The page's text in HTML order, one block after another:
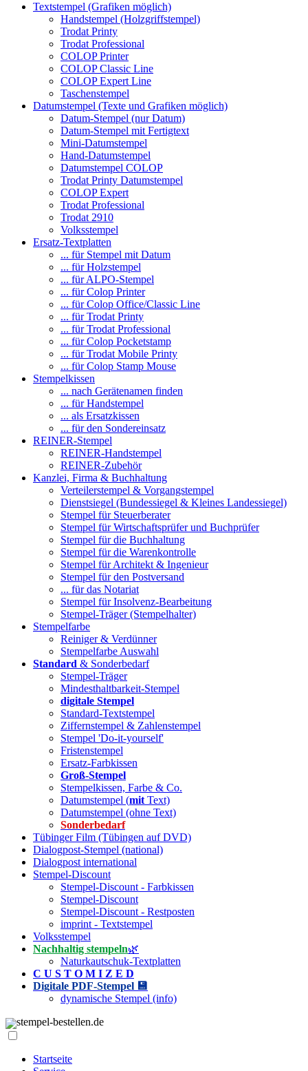
Textstempel (Grafiken möglich)
Handstempel (Holzgriffstempel)
Trodat Printy
Trodat Professional
COLOP Printer
COLOP Classic Line
COLOP Expert Line
Taschenstempel
Datumstempel (Texte und Grafiken möglich)
Datum-Stempel (nur Datum)
Datum-Stempel mit Fertigtext
Mini-Datumstempel
Hand-Datumstempel
Datumstempel COLOP
Trodat Printy Datumstempel
COLOP Expert
Trodat Professional
Trodat 2910
Volksstempel
Ersatz-Textplatten
... für Stempel mit Datum
... für Holzstempel
... für ALPO-Stempel
... für Colop Printer
... für Colop Office/Classic Line
... für Trodat Printy
... für Trodat Professional
... für Colop Pocketstamp
... für Trodat Mobile Printy
... für Colop Stamp Mouse
Stempelkissen
... nach Gerätenamen finden
... für Handstempel
... als Ersatzkissen
... für den Sondereinsatz
REINER-Stempel
REINER-Handstempel
REINER-Zubehör
Kanzlei, Firma & Buchhaltung
Verteilerstempel & Vorgangstempel
Dienstsiegel (Bundessiegel & Kleines Landessiegel)
Stempel für Steuerberater
Stempel für Wirtschaftsprüfer und Buchprüfer
Stempel für die Buchhaltung
Stempel für die Warenkontrolle
Stempel für Architekt & Ingenieur
Stempel für den Postversand
... für das Notariat
Stempel für Insolvenz-Bearbeitung
Stempel-Träger (Stempelhalter)
Stempelfarbe
Reiniger & Verdünner
Stempelfarbe Auswahl
Standard & Sonderbedarf
Stempel-Träger
Mindesthaltbarkeit-Stempel
digitale Stempel
Standard-Textstempel
Ziffernstempel & Zahlenstempel
Stempel 'Do-it-yourself'
Fristenstempel
Ersatz-Farbkissen
Groß-Stempel
Stempelkissen, Farbe & Co.
Datumstempel (mit Text)
Datumstempel (ohne Text)
Sonderbedarf
Tübinger Film (Tübingen auf DVD)
Dialogpost-Stempel (national)
Dialogpost international
Stempel-Discount
Stempel-Discount - Farbkissen
Stempel-Discount
Stempel-Discount - Restposten
imprint - Textstempel
Volksstempel
Nachhaltig stempeln🌿
Naturkautschuk-Textplatten
C U S T O M I Z E D
Digitale PDF-Stempel 💾
dynamische Stempel (info)
stempel-bestellen.de
Startseite